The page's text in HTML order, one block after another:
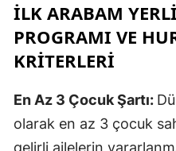
İLK ARABAM
PROGRAMI VE
KRITERLERI
En Az 3 Çocuk Şartı:
olarak en az 3 çocuk